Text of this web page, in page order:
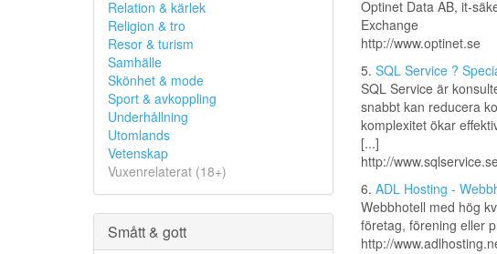
Relation & kärlek
Religion & tro
Resor & turism
Samhälle
Skönhet & mode
Sport & avkoppling
Underhållning
Utomlands
Vetenskap
Vuxenrelaterat (18+)
Smått & gott
Optinet Data AB, it-
Exchange
http://www.optinet.se
5. SQL Service ?
SQL Service är
snabbt kan reducera
komplexitet ökar
[...]
http://
6. ADL Hosting -
Webbhotell med hög
företag, förening eller
http://